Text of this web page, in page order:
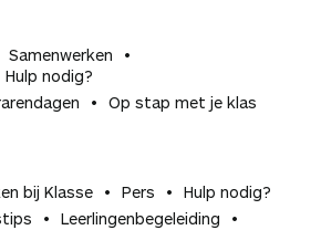
Samenwerken
Hulp nodig?
Op stap met je klas
bij Klasse Pers
Hulp nodig?
Leerlingen­begeleiding